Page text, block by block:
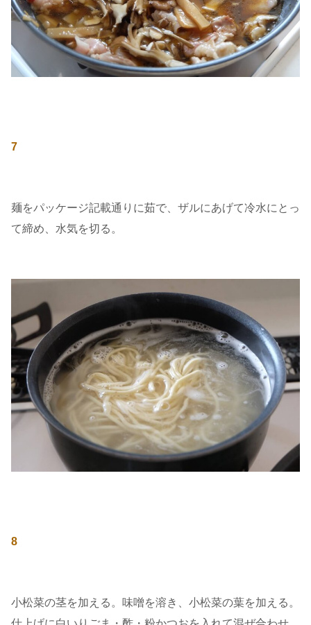
7
麺をパッケージ記載通りに茹で、ザルにあげて冷水にとっ
て締め、水気を切る。
8
小松菜の茎を加える。味噌を溶き、小松菜の葉を加える。